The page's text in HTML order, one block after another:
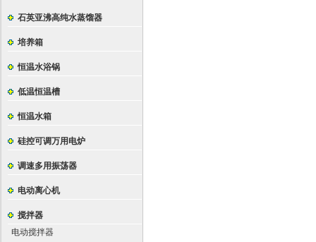
石英亚沸高纯水蒸馏器
培养箱
恒温水浴锅
低温恒温槽
恒温水箱
硅控可调万用电炉
调速多用振荡器
电动离心机
搅拌器
电动搅拌器